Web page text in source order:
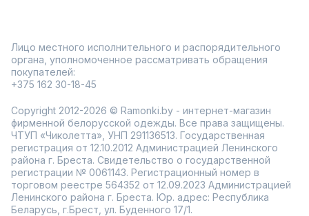
Лицо местного исполнительного и распорядительного
органа, уполномоченное рассматривать обращения
покупателей:
+375 162 30-18-45
Copyright 2012-2026 © Ramonki.by - интернет-магазин
фирменной белорусской одежды. Все права защищены.
ЧТУП «Чиколетта», УНП 291136513. Государственная
регистрация от 12.10.2012 Администрацией Ленинского
района г. Бреста. Свидетельство о государственной
регистрации № 0061143. Регистрационный номер в
торговом реестре 564352 от 12.09.2023 Администрацией
Ленинского района г. Бреста. Юр. адрес: Республика
Беларусь, г.Брест, ул. Буденного 17/1.